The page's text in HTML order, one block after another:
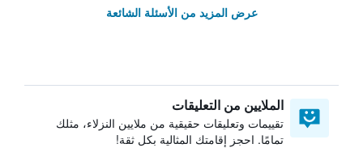
عرض المزيد من الأسئلة الشائعة
الملايين من التعليقات
تقييمات وتعليقات حقيقية من ملايين النزلاء، مثلك
تمامًا. احجز إقامتك المثالية بكل ثقة!